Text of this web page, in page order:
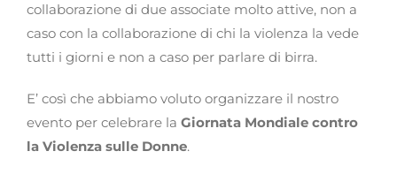
collaborazione di due associate molto attive, non a
caso con la collaborazione di chi la violenza la vede
tutti i giorni e non a caso per parlare di birra.
E’ così che abbiamo voluto organizzare il nostro
evento per celebrare la Giornata Mondiale contro
la Violenza sulle Donne.